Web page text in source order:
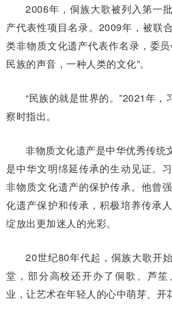
2006年，侗族大歌被列入第一
产代表性项目名录。2009年，被联
类非物质文化遗产代表作名录，委
民族的声音，一种人类的文化”。
“民族的就是世界的。”2021年，
察时指出。
非物质文化遗产是中华优秀传统
是中华文明绵延传承的生动见证。
非物质文化遗产的保护传承。他曾
化遗产保护和传承，积极培养传承
绽放出更加迷人的光彩。
20世纪80年代起，侗族大歌开
堂，部分高校还开办了侗歌、芦
业，让艺术在年轻人的心中萌芽、开